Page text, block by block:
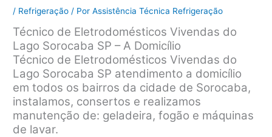
/ Refrigeração / PorAssistência Técnica Refrigeração
Técnico de Eletrodomésticos Vivendas do
Lago Sorocaba SP – A Domicílio
Técnico de Eletrodomésticos Vivendas do
Lago Sorocaba SP atendimento a domicílio
em todos os bairros da cidade de Sorocaba,
instalamos, consertos e realizamos
manutenção de: geladeira, fogão e máquinas
de lavar.